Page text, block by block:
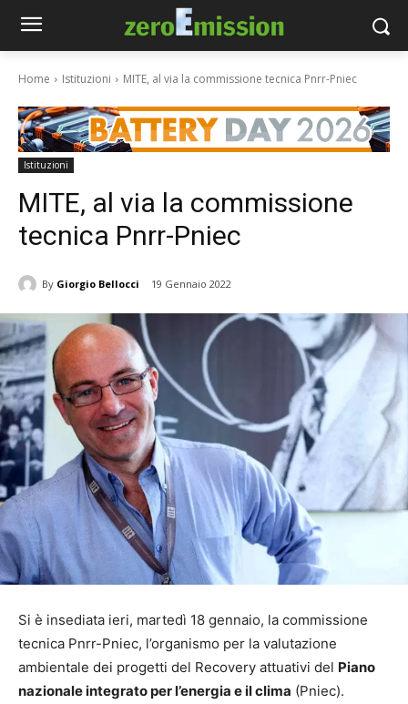
Home Istituzioni MITE, al via la commissione tecnica Pnrr-Pniec
Istituzioni
MITE, al via la commissione
tecnica Pnrr-Pniec
By Giorgio Bellocci 19 Gennaio 2022
Si è insediata ieri, martedì 18 gennaio, la commissione
tecnica Pnrr-Pniec, l’organismo per la valutazione
ambientale dei progetti del Recovery attuativi del Piano
nazionale integrato per l’energia e il clima (Pniec).